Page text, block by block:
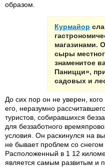
образом.
Курмайор
магазинами.
сыры
знаменитое
Паницци»,
садовых и
До сих пор он не уверен,
его, неразумно
туристов, собиравшихся
для беззаботного
условия. Он раскинулся на
не бывает проблем со
Расположенный в 1 12
является самым развитым и